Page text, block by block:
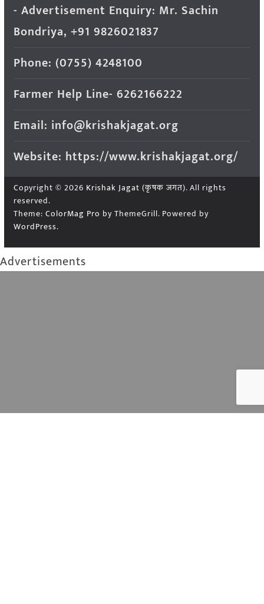
- Advertisement Enquiry: Mr. Sachin
Bondriya, +91 9826021837
Phone: (0755) 4248100
Farmer Help Line- 6262166222
Email: info@krishakjagat.org
Website: https://www.krishakjagat.org/
Copyright © 2026 Krishak Jagat (कृषक जगत). All rights
reserved.
Theme: ColorMag Pro by ThemeGrill. Powered by
WordPress.
Advertisements